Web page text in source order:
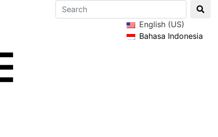
English (US)
Bahasa Indonesia